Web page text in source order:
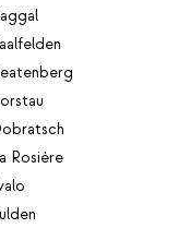
Rosière